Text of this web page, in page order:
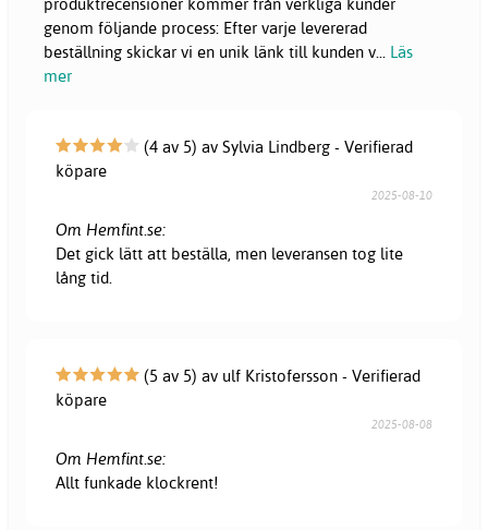
produktrecensioner kommer från verkliga kunder
genom följande process: Efter varje levererad
beställning skickar vi en unik länk till kunden v... Läs
mer
(4 av 5) av Sylvia Lindberg - Verifierad
köpare
2025-08-10
Om Hemfint.se:
Det gick lätt att beställa, men leveransen tog lite
lång tid.
(5 av 5) av ulf Kristofersson - Verifierad
köpare
2025-08-08
Om Hemfint.se:
Allt funkade klockrent!